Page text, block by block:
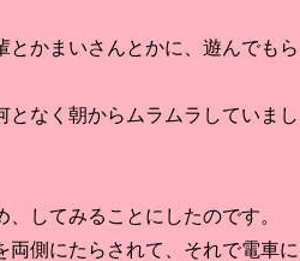
かまいさんとかに、遊んでもら
なく朝からムラムラしていまし
してみることにしたのです。
側にたらされて、それで電車に